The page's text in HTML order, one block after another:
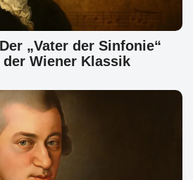
„Vater der Sinfonie“
Wiener Klassik